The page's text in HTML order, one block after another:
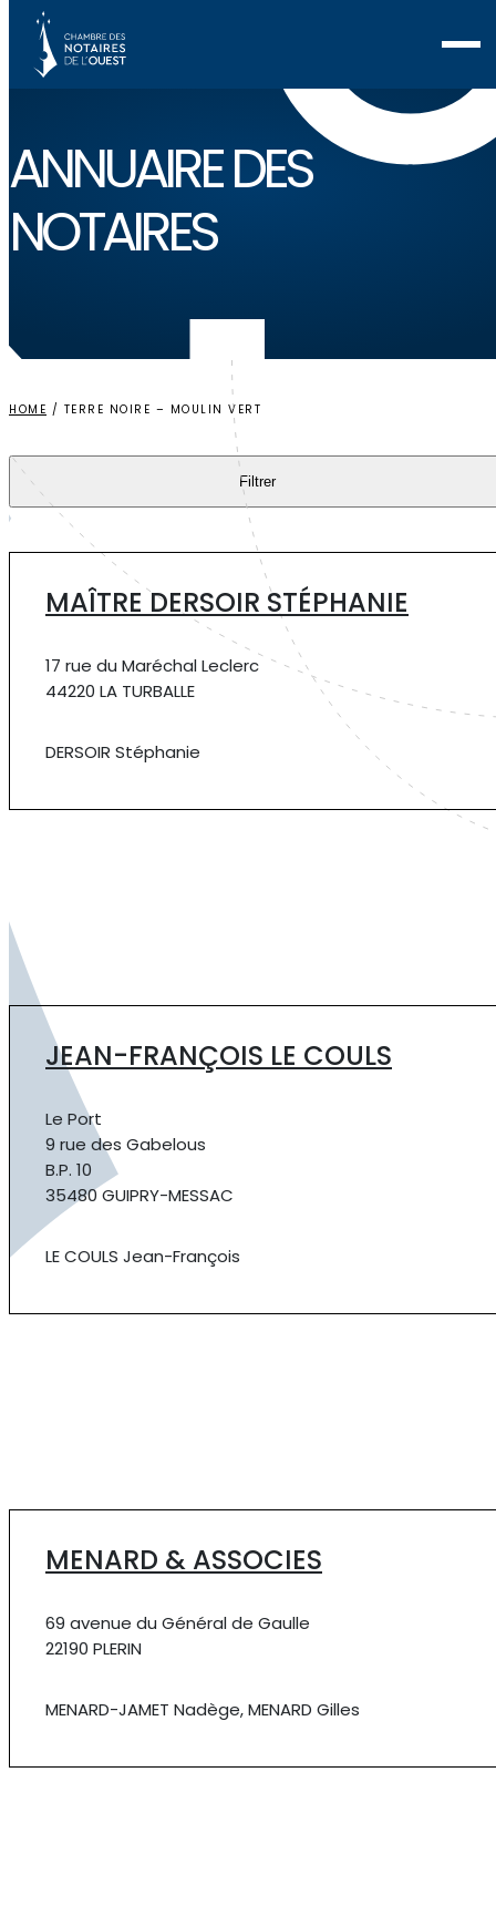
ANNUAIREDES
NOTAIRES
HOME / TERRE NOIRE – MOULIN VERT
Filtrer
MAÎTRE DERSOIR STÉPHANIE
17 rue du Maréchal Leclerc
44220 LA TURBALLE
DERSOIR Stéphanie
JEAN-FRANÇOIS LE COULS
Le Port
9 rue des Gabelous
B.P. 10
35480 GUIPRY-MESSAC
LE COULS Jean-François
MENARD & ASSOCIES
69 avenue du Général de Gaulle
22190 PLERIN
MENARD-JAMET Nadège, MENARD Gilles